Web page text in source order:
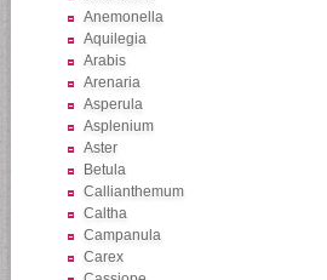
Anemonella
Aquilegia
Arabis
Arenaria
Asperula
Asplenium
Aster
Betula
Callianthemum
Caltha
Campanula
Carex